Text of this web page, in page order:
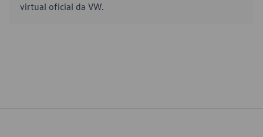
virtual oficial da VW.